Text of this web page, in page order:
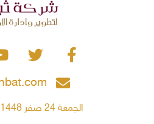
الجمعة 24 صفر 1448 / 7-8-2026